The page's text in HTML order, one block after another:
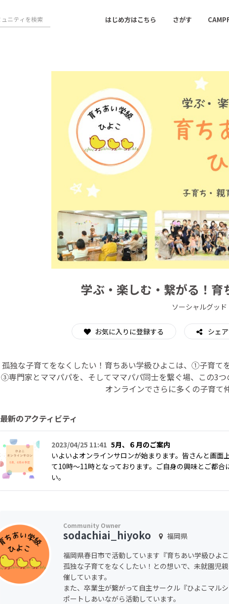
はじめ方はこちら さがす
おすすめのコミュニティ 人気のコミュニ
音楽
ゲーム・サービス開発
書籍・雑誌出版
CAMPFIRE for Social Good
学ぶ・楽しむ・繋がる！育
ソーシャルグッド
お気に入りに登録する シェ
孤独な子育てをなくしたい！育ちあい学級ひよこは、①子育
③専門家とママパパを、そしてママパパ同士を繋ぐ場、この3つ
オンラインでさらに多くの子育て
最新のアクティビティ
2023/04/25 11:41 5月、６月のご案内
いよいよオンラインサロンが始まります。皆さんと画
て10時～11時となっております。ご自身の興味とご都
い。
sodachiai_hiyoko
福岡県
福岡県春日市で活動しています『育ちあい学級ひよこ
孤独な子育てをなくしたい！との想いで、未就園児
催しています。
また、卒業生が繋がって自主サークル『ひよこマル
ポートしあいながら活動しています。